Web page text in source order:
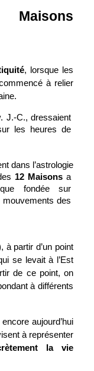
, lorsque les
à relier
J.-C., dressaient
les heures de
dans l’astrologie
12 Maisons a
fondée sur
mouvements des
à partir d’un point
se levait à l’Est
de ce point, on
aujourd’hui
la vie